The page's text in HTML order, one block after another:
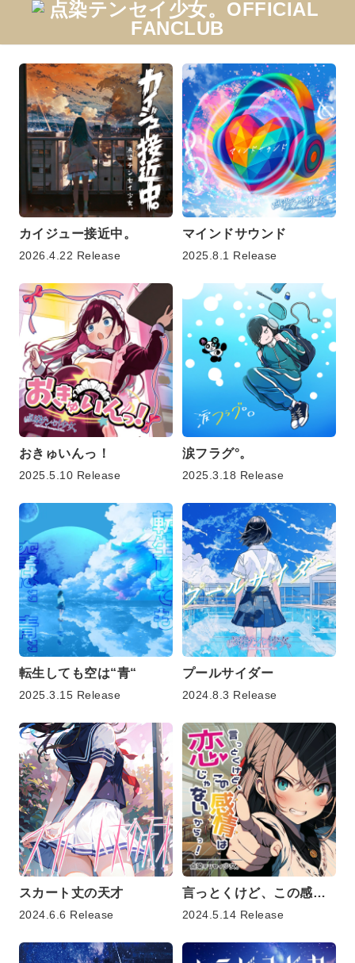
カイジュー接近中。
2026.4.22 Release
マインドサウンド
2025.8.1 Release
おきゅいんっ！
2025.5.10 Release
涙フラグ°。
2025.3.18 Release
転生しても空は“青“
2025.3.15 Release
プールサイダー
2024.8.3 Release
スカート丈の天才
2024.6.6 Release
言っとくけど、この感情は恋じゃないからっ!
2024.5.14 Release